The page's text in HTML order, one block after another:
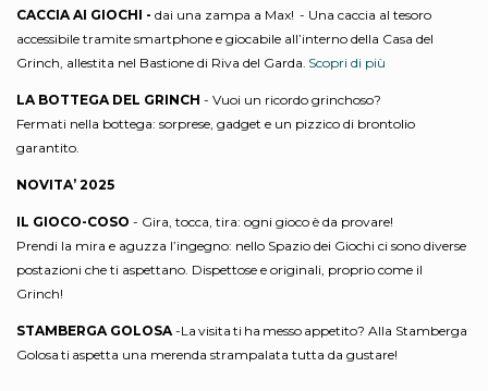
CACCIA AI GIOCHI - dai una zampa a Max! - Una caccia al tesoro
accessibile tramite smartphone e giocabile all’interno della Casa del
Grinch, allestita nel Bastione di Riva del Garda. Scopri di più
LA BOTTEGA DEL GRINCH - Vuoi un ricordo grinchoso?
Fermati nella bottega: sorprese, gadget e un pizzico di brontolio
garantito.
NOVITA’ 2025
IL GIOCO-COSO - Gira, tocca, tira: ogni gioco è da provare!
Prendi la mira e aguzza l’ingegno: nello Spazio dei Giochi ci sono diverse
postazioni che ti aspettano. Dispettose e originali, proprio come il
Grinch!
STAMBERGA GOLOSA-La visita ti ha messo appetito? Alla Stamberga
Golosa ti aspetta una merenda strampalata tutta da gustare!